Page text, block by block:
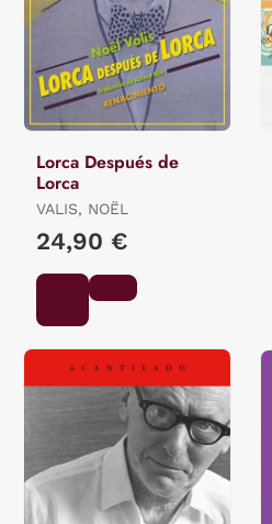
Lorca Después de
Lorca
VALIS, NOËL
24,90 €